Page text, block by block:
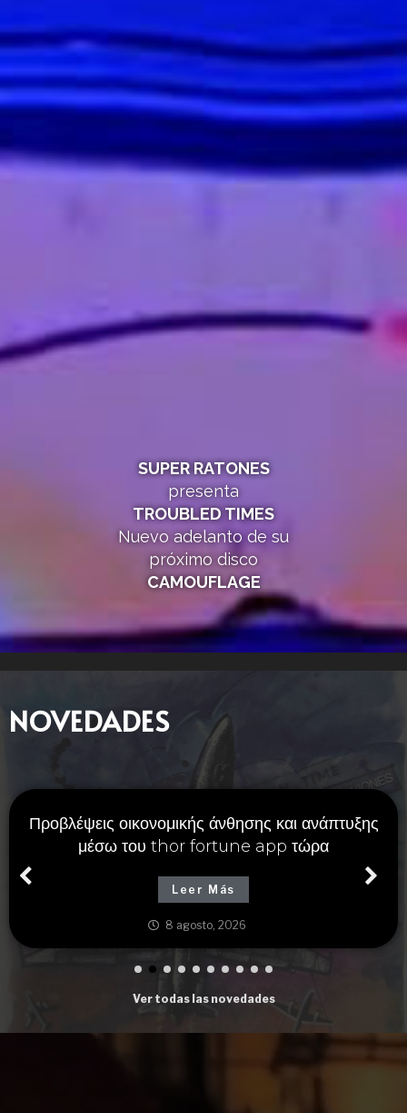
SUPER RATONES
presenta
TROUBLED TIMES
Nuevo adelanto de su
próximo disco
CAMOUFLAGE
NOVEDADES
Προβλέψεις οικονομικής άνθησης και ανάπτυξης
μέσω του thor fortune app τώρα
Leer Más
8 agosto, 2026
Ver todas las novedades